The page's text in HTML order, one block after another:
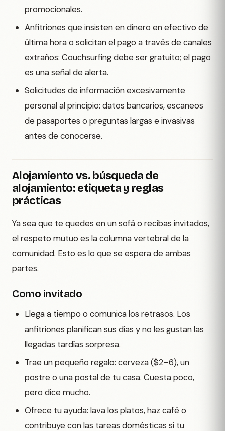
promocionales.
Anfitriones que insisten en dinero en efectivo de
última hora o solicitan el pago a través de canales
extraños: Couchsurfing debe ser gratuito; el pago
es una señal de alerta.
Solicitudes de información excesivamente
personal al principio: datos bancarios, escaneos
de pasaportes o preguntas largas e invasivas
antes de conocerse.
Alojamiento vs. búsqueda de
alojamiento: etiqueta y reglas
prácticas
Ya sea que te quedes en un sofá o recibas invitados,
el respeto mutuo es la columna vertebral de la
comunidad. Esto es lo que se espera de ambas
partes.
Como invitado
Llega a tiempo o comunica los retrasos. Los
anfitriones planifican sus días y no les gustan las
llegadas tardías sorpresa.
Trae un pequeño regalo: cerveza ($2–6), un
postre o una postal de tu casa. Cuesta poco,
pero dice mucho.
Ofrece tu ayuda: lava los platos, haz café o
contribuye con las tareas domésticas si tu